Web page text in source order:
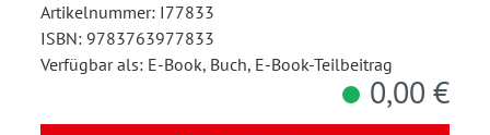
Artikelnummer: I77833
ISBN: 9783763977833
Verfügbar als: E-Book, Buch, E-Book-Teilbeitrag
0,00 €